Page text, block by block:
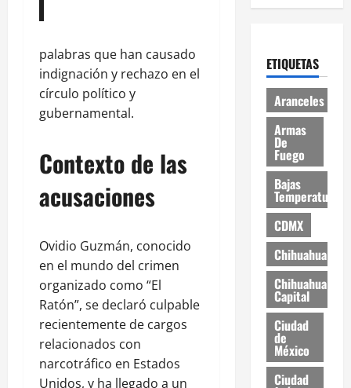
palabras que han causado
indignación y rechazo en el
círculo político y
gubernamental.
Contexto de las
acusaciones
Ovidio Guzmán, conocido
en el mundo del crimen
organizado como “El
Ratón”, se declaró culpable
recientemente de cargos
relacionados con
narcotráfico en Estados
Unidos, y ha llegado a un
ETIQUETAS
Aranceles
Armas
De
Fuego
Bajas
Temperaturas
CDMX
Chihuahua
Chihuahua
Capital
Ciudad
de
México
Ciudad